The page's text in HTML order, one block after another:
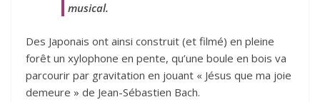
musical.
Des Japonais ont ainsi construit (et filmé) en pleine
forêt un xylophone en pente, qu’une boule en bois va
parcourir par gravitation en jouant « Jésus que ma joie
demeure » de Jean-Sébastien Bach.